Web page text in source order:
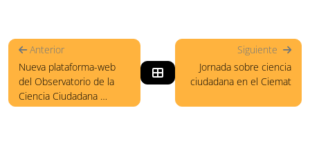
Anterior
Nueva plataforma-web
del Observatorio de la
Ciencia Ciudadana …
Siguiente
Jornada sobre ciencia
ciudadana en el Ciemat